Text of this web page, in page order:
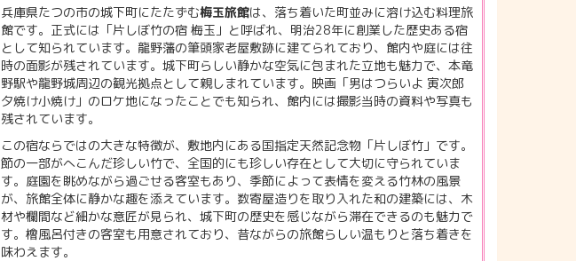
兵庫県たつの市の城下町にたたずむ梅玉旅館は、落ち着いた町並みに溶け込む料理旅
館です。正式には「片しぼ竹の宿 梅玉」と呼ばれ、明治28年に創業した歴史ある宿
として知られています。龍野藩の筆頭家老屋敷跡に建てられており、館内や庭には往
時の面影が残されています。城下町らしい静かな空気に包まれた立地も魅力で、本竜
野駅や龍野城周辺の観光拠点として親しまれています。映画「男はつらいよ 寅次郎
夕焼け小焼け」のロケ地になったことでも知られ、館内には撮影当時の資料や写真も
残されています。
この宿ならではの大きな特徴が、敷地内にある国指定天然記念物「片しぼ竹」です。
節の一部がへこんだ珍しい竹で、全国的にも珍しい存在として大切に守られていま
す。庭園を眺めながら過ごせる客室もあり、季節によって表情を変える竹林の風景
が、旅館全体に静かな趣を添えています。数寄屋造りを取り入れた和の建築には、木
材や欄間など細かな意匠が見られ、城下町の歴史を感じながら滞在できるのも魅力で
す。檜風呂付きの客室も用意されており、昔ながらの旅館らしい温もりと落ち着きを
味わえます。